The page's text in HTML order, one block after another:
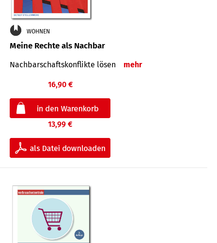
WOHNEN
Meine Rechte als Nachbar
Nach­bar­schafts­konflikte lösen mehr
16,90 €
13,99 €